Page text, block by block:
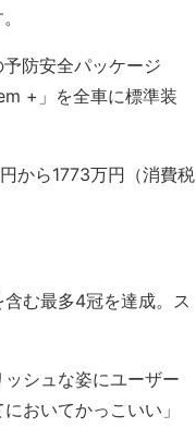
防安全パッケージ
+」を全車に標準装
から1773万円（消費税
む最多4冠を達成。ス
シュな姿にユーザー
おいてかっこいい」